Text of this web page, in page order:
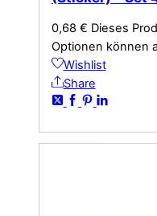
0,68 € Dieses
Optionen können
Wishlist
Share